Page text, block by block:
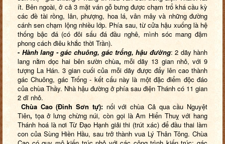
ít. Bên ngoài, ở cả 3 mặt ván gỗ bưng được chạm trổ khá cầu kỳ
các đề tài rồng, lân, phượng, hoa lá, vân mây và những đường
cánh sen chạm lộng nhiều lớp. Phía sau, từ cửa hậu xuống là hệ
thống bậc đá (có đôi sấu đá đầu nghê, mình sóc mang đậm
phong cách điêu khắc thời Trần).
- Hành lang - gác chuông, gác trống, hậu đường: 2 dãy hành
lang nằm dọc hai bên sườn chùa,mỗi dãy 13 gian nhỏ, với 9
tượng La Hán. 3 gian cuối của mỗi dãy được đẩy lên cao thành
gác Chuông, gác Trống - kết cấu này là một đặc điểm độc đáo
của chùa Thầy. Nhà hậu đường ở phía sau điện Thánh có 11 gian
2 dĩ nhỏ.
Chùa Cao (Đỉnh Sơn tự):nối với chùa Cả qua cầu Nguyệt
Tiên, tọa ở lưng chừng núi, còn gọi là Am Hiển Thuỵ với hang
Thánh hoá là nơi Từ Đạo Hạnh giải thi (trút xác) để đầu thai làm
con của Sùng Hiền Hầu, sau trở thành vua Lý Thân Tông. Chùa